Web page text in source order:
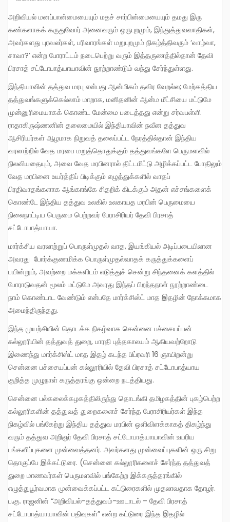
அறிவியல் மனப்பான்மையையும் மதச் சார்பின்மையையும் தமது இரு
கண்களாகக் கருதுவோர் அனைவரும் ஒருபுறமும், இந்துத்துவவாதிகள்,
அவர்களது புரவலர்கள், பரிவாரங்கள் மறுபுறமும் நிகழ்த்திவரும் ‘வாழ்வா,
சாவா?’ என்ற போராட்டம் நடைபெற்று வரும் இத்தருணத்தில்தான் தேவி
பிரசாத் சட்டோபாத்யாயாவின் நூற்றாண்டும் வந்து சேர்ந்துள்ளது.
இந்தியாவின் தத்துவ மரபு என்பது ஆன்மிகம் தவிர வேறல்ல; மேற்கத்திய
தத்துவங்களுக்கெல்லாம் மாறாக, மனிதனின் ஆன்ம மீட்சியை மட்டுமே
முன்னுரிமையாகக் கொண்ட மேன்மை படைத்தது என்று சர்வபள்ளி
ராதாகிருஷ்ணனின் தலைமையில் இந்தியாவின் நவீன தத்துவ
ஆசிரியர்கள் ஆழமாக நிறுவத் தலைப்பட்ட நேரத்தில்தான் இந்திய
வரலாற்றில் வேத மரபை மறுத்தொதுக்கும் தத்துவங்களே பெருமளவில்
நிலவியதையும், அவை வேத மரபினரால் திட்டமிட்டு அழிக்கப்பட்ட போதிலும்
வேத மரபினை உயர்த்திப் பிடிக்கும் எழுத்துக்களில் வாதப்
பிரதிவாதங்களாக ஆங்காங்கே சிதறிக் கிடக்கும் அதன் எச்சங்களைக்
கொண்டே இந்திய தத்துவ உலகில் உலகாயத மரபின் பெருமையை
நிலைநாட்டிய பெருமை பெற்றவர் பேராசிரியர் தேவி பிரசாத்
சட்டோபாத்யாயா.
மார்க்சிய வரலாற்றுப் பொருள்முதல் வாத, இயங்கியல் அடிப்படையிலான
அவரது போர்க்குணமிக்க பொருள்முதல்வாதக் கருத்துக்களைப்
பயின்றும், அவற்றை மக்களிடம் எடுத்துச் சென்று சிந்தனைக் களத்தில்
போராடுவதன் மூலம் மட்டுமே அவரது இந்தப் பிறந்தநாள் நூற்றாண்டை
நாம் கொண்டாட வேண்டும் என்பதே மார்க்சிஸ்ட் மாத இதழின் நோக்கமாக
அமைந்திருந்தது.
இந்த முயற்சியின் தொடக்க நிகழ்வாக சென்னை பச்சையப்பன்
கல்லூரியின் தத்துவத் துறை, பாரதி புத்தகாலயம் ஆகியவற்றோடு
இணைந்து மார்க்சிஸ்ட் மாத இதழ் கடந்த பிப்ரவரி 16 ஞாயிறன்று
சென்னை பச்சையப்பன் கல்லூரியில் தேவி பிரசாத் சட்டோபாத்யாய
குறித்த முழுநாள் கருத்தரங்கு ஒன்றை நடத்தியது.
சென்னை பல்கலைக்கழகத்திலிருந்து தொடங்கி தமிழகத்தின் புகழ்பெற்ற
கல்லூரிகளின் தத்துவத் துறைகளைச் சேர்ந்த பேராசிரியர்கள் இந்த
நிகழ்வில் பங்கேற்று இந்திய தத்துவ மரபின் ஒளிவிளக்காகத் திகழ்ந்து
வரும் தத்துவ அறிஞர் தேவி பிரசாத் சட்டோபாத்யாயாவின் உயரிய
பங்களிப்புகளை முன்வைத்தனர். அவர்களது முன்வைப்புகளின் ஒரு சிறு
தொகுப்பே இக்கட்டுரை. (சென்னை கல்லூரிகளைச் சேர்ந்த தத்துவத்
துறை மாணவர்கள் பெருமளவில் பங்கேற்ற இக்கருத்தரங்கில்
எழுத்துபூர்வமாக முன்வைக்கப்பட்ட கட்டுரைகளில் முதலாவதாக தோழர்.
ப.கு. ராஜனின் “அறிவியல்-தத்துவம்-ஊடாடல் – தேவி பிரசாத்
சட்டோபாத்யாயாவின் பதிவுகள்” என்ற கட்டுரை இந்த இதழில்